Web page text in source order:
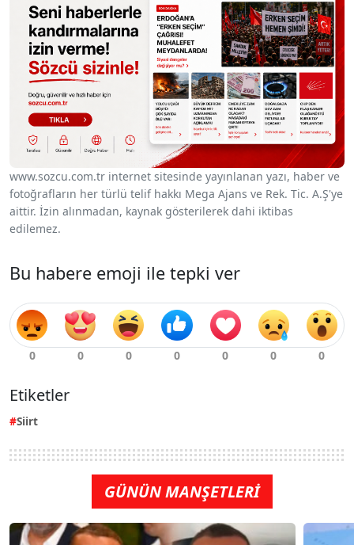
www.sozcu.com.tr internet sitesinde yayınlanan yazı, haber ve
fotoğrafların her türlü telif hakkı Mega Ajans ve Rek. Tic. A.Ş'ye
aittir. İzin alınmadan, kaynak gösterilerek dahi iktibas
edilemez.
Bu habere emoji ile tepki ver
Etiketler
Siirt
GÜNÜN MANŞETLERİ